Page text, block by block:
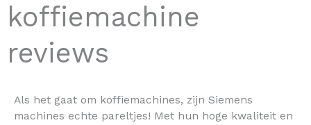
koffiemachine
reviews
Als het gaat om koffiemachines, zijn Siemens
machines echte pareltjes! Met hun hoge kwaliteit en